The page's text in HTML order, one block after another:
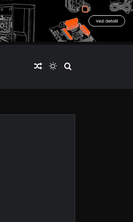
Articol aleatoriu
Switch skin
Cauta articole